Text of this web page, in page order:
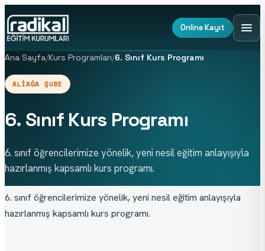
Online Kayıt
Ana Sayfa/Kurs Programları/6. Sınıf Kurs Programı
ALIAĞA ŞUBE
6. Sınıf Kurs Programı
6. sınıf öğrencilerimize yönelik, yeni nesil eğitim anlayışıyla
hazırlanmış kapsamlı kurs programı.
6. sınıf öğrencilerimize yönelik, yeni nesil eğitim anlayışıyla
hazırlanmış kapsamlı kurs programı.